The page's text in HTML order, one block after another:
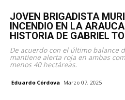
JOVEN BRIGADISTA
INCENDIO EN LA
HISTORIA DE GABRIEL
De acuerdo con el último balance
mantiene alerta roja en ambas
menos 40 hectáreas.
Eduardo Córdova Marzo 07, 2025